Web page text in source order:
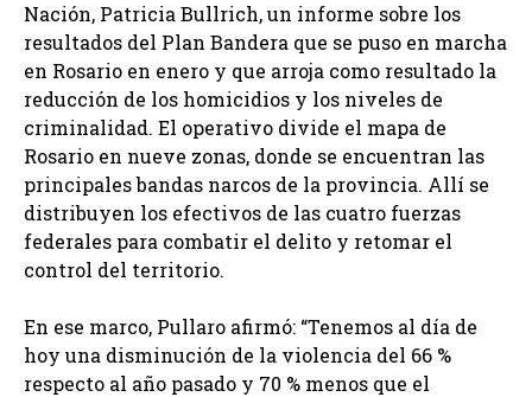
Nación, Patricia Bullrich, un informe sobre los
resultados del Plan Bandera que se puso en marcha
en Rosario en enero y que arroja como resultado la
reducción de los homicidios y los niveles de
criminalidad. El operativo divide el mapa de
Rosario en nueve zonas, donde se encuentran las
principales bandas narcos de la provincia. Allí se
distribuyen los efectivos de las cuatro fuerzas
federales para combatir el delito y retomar el
control del territorio.
En ese marco, Pullaro afirmó: “Tenemos al día de
hoy una disminución de la violencia del 66 %
respecto al año pasado y 70 % menos que el